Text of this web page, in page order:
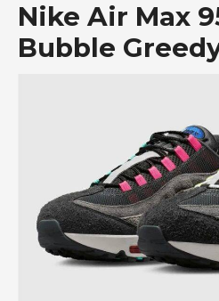
Nike Air Max
Bubble